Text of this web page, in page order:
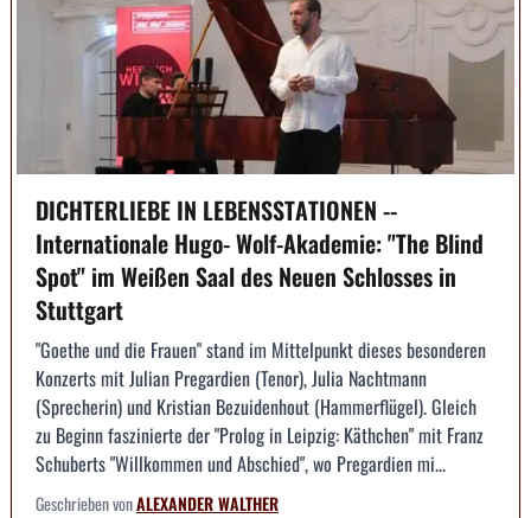
DICHTERLIEBE IN LEBENSSTATIONEN --
Internationale Hugo- Wolf-Akademie: "The Blind
Spot" im Weißen Saal des Neuen Schlosses in
Stuttgart
"Goethe und die Frauen" stand im Mittelpunkt dieses besonderen
Konzerts mit Julian Pregardien (Tenor), Julia Nachtmann
(Sprecherin) und Kristian Bezuidenhout (Hammerflügel). Gleich
zu Beginn faszinierte der "Prolog in Leipzig: Käthchen" mit Franz
Schuberts "Willkommen und Abschied", wo Pregardien mi...
Geschrieben vonALEXANDER WALTHER